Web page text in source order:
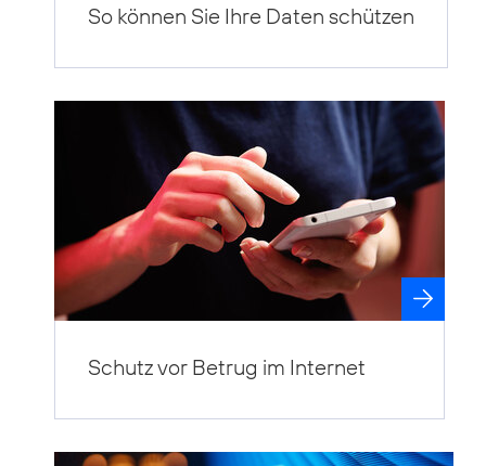
So können Sie Ihre Daten schützen
Schutz vor Betrug im Internet